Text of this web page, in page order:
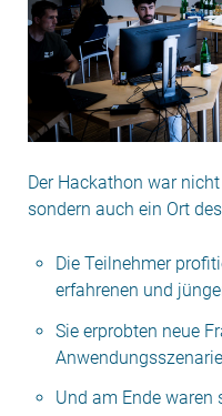
Der Hackathon war
sondern auch ein Ort
Die Teilnehmer
erfahrenen und
Sie erprobten neue
Und am Ende waren